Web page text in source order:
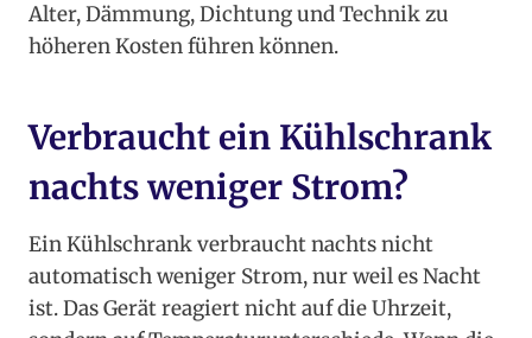
Alter, Dämmung, Dichtung und Technik zu
höheren Kosten führen können.
Verbraucht ein Kühlschrank
nachts weniger Strom?
Ein Kühlschrank verbraucht nachts nicht
automatisch weniger Strom, nur weil es Nacht
ist. Das Gerät reagiert nicht auf die Uhrzeit,